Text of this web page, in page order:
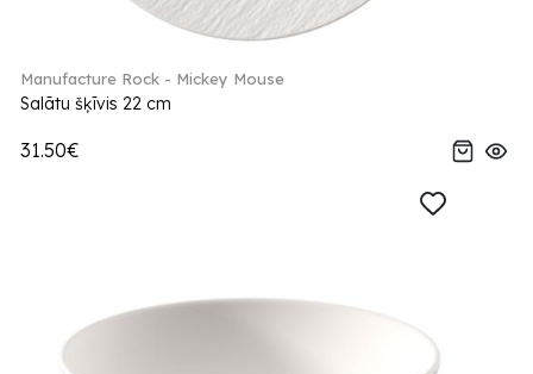
Manufacture Rock - Mickey Mouse
Salātu šķīvis 22 cm
31.50€